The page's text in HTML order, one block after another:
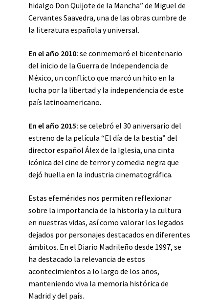
hidalgo Don Quijote de la Mancha” de Miguel de
Cervantes Saavedra, una de las obras cumbre de
la literatura española y universal.
En el año 2010: se conmemoró el bicentenario
del inicio de la Guerra de Independencia de
México, un conflicto que marcó un hito en la
lucha por la libertad y la independencia de este
país latinoamericano.
En el año 2015: se celebró el 30 aniversario del
estreno de la película “El día de la bestia” del
director español Álex de la Iglesia, una cinta
icónica del cine de terror y comedia negra que
dejó huella en la industria cinematográfica.
Estas efemérides nos permiten reflexionar
sobre la importancia de la historia y la cultura
en nuestras vidas, así como valorar los legados
dejados por personajes destacados en diferentes
ámbitos. En el Diario Madrileño desde 1997, se
ha destacado la relevancia de estos
acontecimientos a lo largo de los años,
manteniendo viva la memoria histórica de
Madrid y del país.